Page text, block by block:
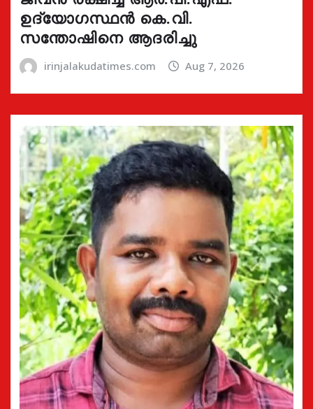
ഉദ്യോഗസ്ഥൻ കെ.വി.
സന്തോഷിനെ ആദരിച്ചു
irinjalakudatimes.com Aug 7, 2026